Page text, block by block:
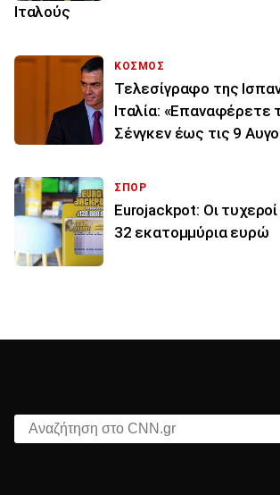
Ιταλούς
ΚΟΣΜΟΣ
Τελεσίγραφο της
Ιταλία: «Επαναφέρετε
Σένγκεν έως τις 9
ΣΠΟΡ
Eurojackpot: Οι τυχεροί
32 εκατoμμύρια ευρώ
Αναζήτηση στο CNN.gr